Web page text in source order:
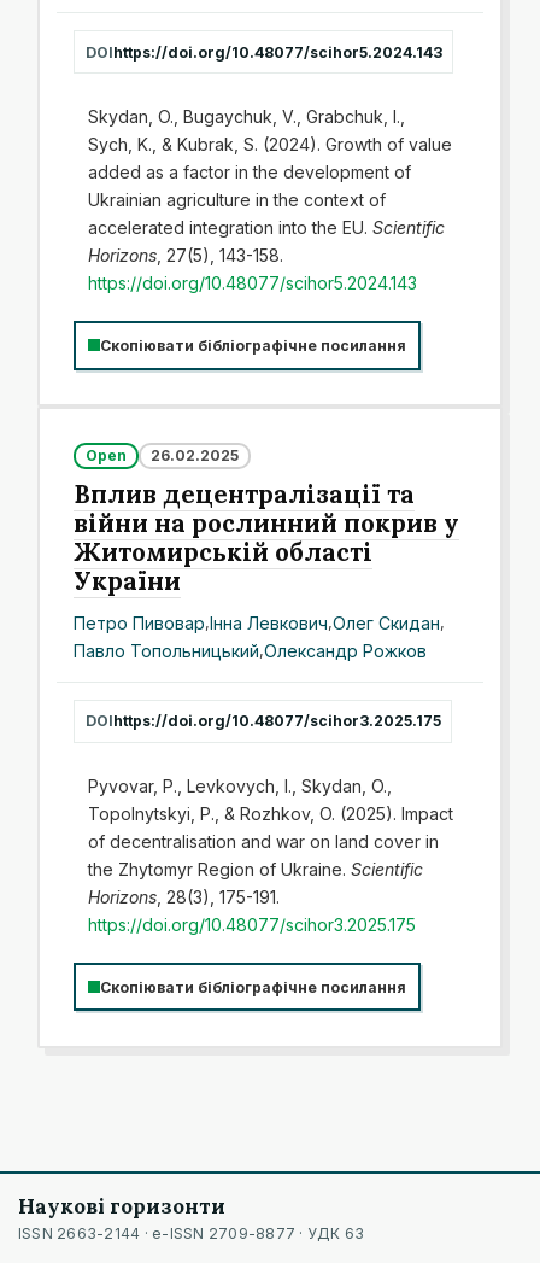
DOIhttps://doi.org/10.48077/scihor5.2024.143
Skydan, O., Bugaychuk, V., Grabchuk, І.,
Sych, K., & Kubrak, S. (2024). Growth of value
added as a factor in the development of
Ukrainian agriculture in the context of
accelerated integration into the EU. Scientific
Horizons, 27(5), 143-158.
https://doi.org/10.48077/scihor5.2024.143
Скопіювати бібліографічне посилання
Open 26.02.2025
Вплив децентралізації та
війни на рослинний покрив у
Житомирській області
України
Петро Пивовар,Інна Левкович,Олег Скидан,
Павло Топольницький,Олександр Рожков
DOIhttps://doi.org/10.48077/scihor3.2025.175
Pyvovar, P., Levkovych, I., Skydan, O.,
Topolnytskyi, P., & Rozhkov, O. (2025). Impact
of decentralisation and war on land cover in
the Zhytomyr Region of Ukraine. Scientific
Horizons, 28(3), 175-191.
https://doi.org/10.48077/scihor3.2025.175
Скопіювати бібліографічне посилання
Наукові горизонти
ISSN 2663-2144 · e-ISSN 2709-8877 · УДК 63